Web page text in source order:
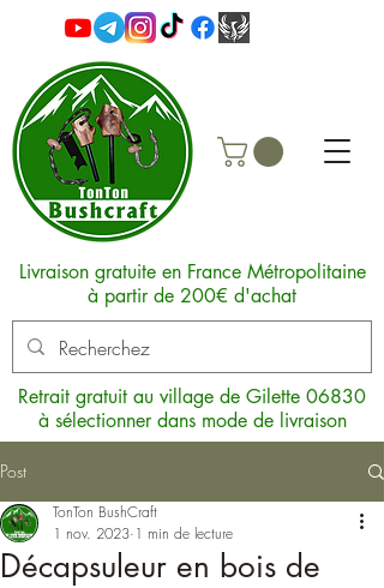
Livraison gratuite en France Métropolitaine
à partir de 200€ d'achat
Retrait gratuit au village de Gilette 06830
à sélectionner dans mode de livraison
Post
Décapsuleur en bois de
TonTon BushCraft
1 nov. 2023 1 min de lecture